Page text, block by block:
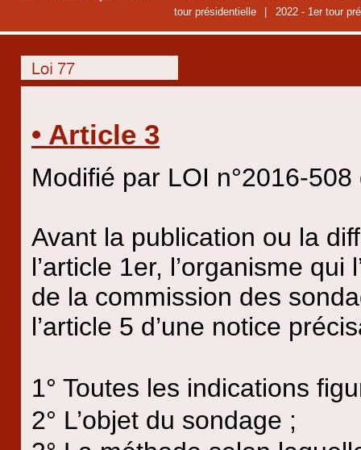
tour présidentielle
2022 - 1er tour
• Article 3
Modifié par LOI n°2016-
Avant la publication ou la
l’article 1er, l’organisme
de la commission des
l’article 5 d’une notice
1° Toutes les indications
2° L’objet du sondage ;